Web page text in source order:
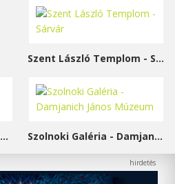
Szent László Templom - Sárvár
Református templom - Salgótarján Szolnoki Galéria - Damjanich János Múzeum